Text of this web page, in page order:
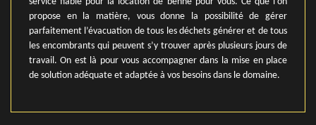
propose en la matière, vous donne la possibilité de gérer
parfaitement l’évacuation de tous les déchets générer et de tous
les encombrants qui peuvent s’y trouver après plusieurs jours de
travail. On est là pour vous accompagner dans la mise en place
de solution adéquate et adaptée à vos besoins dans le domaine.